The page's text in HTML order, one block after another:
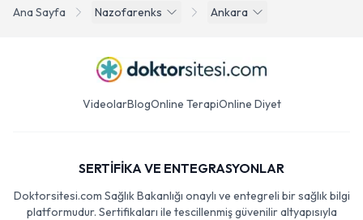
Ana Sayfa Nazofarenks Ankara
VideolarBlogOnline TerapiOnline Diyet
SERTİFİKA VE ENTEGRASYONLAR
Doktorsitesi.com Sağlık Bakanlığı onaylı ve entegreli bir sağlık bilgi
platformudur. Sertifikaları ile tescillenmiş güvenilir altyapısıyla